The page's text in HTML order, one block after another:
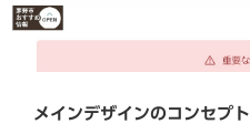
メインデザインのコンセプト